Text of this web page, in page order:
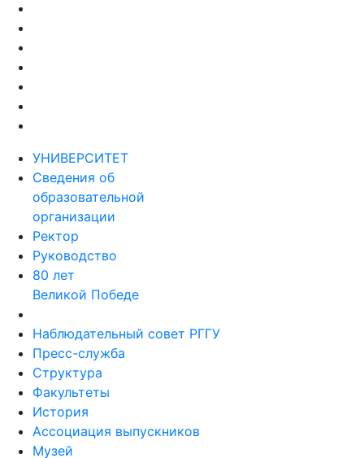
УНИВЕРСИТЕТ
Сведения об
образовательной
организации
Ректор
Руководство
80 лет
Великой Победе
Наблюдательный совет РГГУ
Пресс-служба
Структура
Факультеты
История
Ассоциация выпускников
Музей